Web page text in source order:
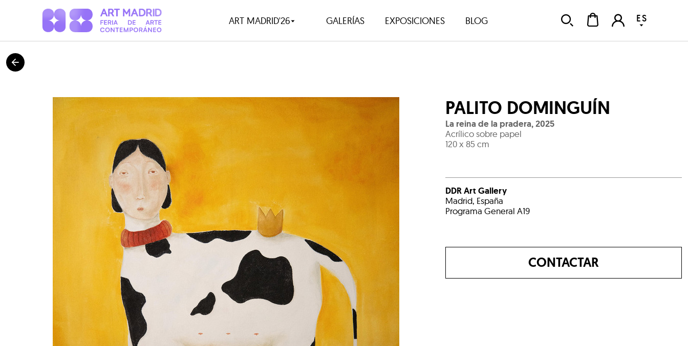
ART MADRID'26 GALERÍAS EXPOSICIONES BLOG ES
PALITO DOMINGUÍN
La reina de la pradera,2025
Acrílico sobre papel
120 x 85 cm
DDR Art Gallery
Madrid, España
Programa General A19
CONTACTAR